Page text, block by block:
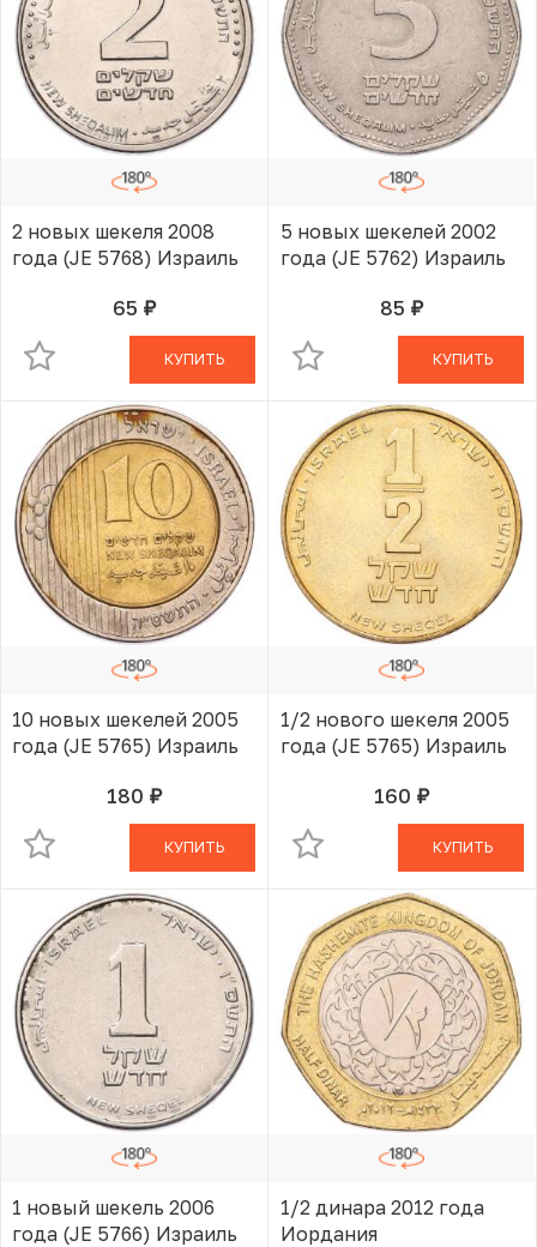
2 новых шекеля 2008
года (JE 5768) Израиль
65 руб.В КОРЗИНЕ
КУПИТЬ
5 новых шекелей 2002
года (JE 5762) Израиль
85 руб.В КОРЗИНЕ
КУПИТЬ
10 новых шекелей 2005
года (JE 5765) Израиль
180 руб.В КОРЗИНЕ
КУПИТЬ
1/2 нового шекеля 2005
года (JE 5765) Израиль
160 руб.В КОРЗИНЕ
КУПИТЬ
1 новый шекель 2006
года (JE 5766) Израиль
1/2 динара 2012 года
Иордания